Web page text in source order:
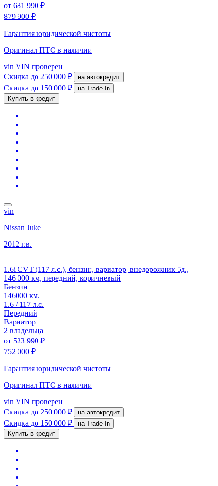
от 681 990 ₽
879 900 ₽
Гарантия юридической чистоты
Оригинал ПТС в наличии
vin VIN проверен
Скидка до 250 000 ₽ на автокредит
Скидка до 150 000 ₽
на Trade-In
Купить в кредит
vin
Nissan Juke
2012 г.в.
1.6i CVT (117 л.с.), бензин, вариатор, внедорожник 5д.,
146 000 км, передний, коричневый
Бензин
146000 км.
1.6 / 117 л.с.
Передний
Вариатор
2 владельца
от 523 990 ₽
752 000 ₽
Гарантия юридической чистоты
Оригинал ПТС в наличии
vin VIN проверен
Скидка до 250 000 ₽ на автокредит
Скидка до 150 000 ₽
на Trade-In
Купить в кредит